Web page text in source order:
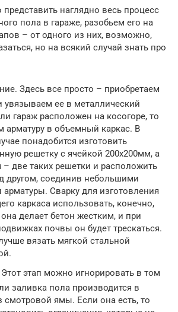
наглядно весь процесс
пола в гараже, разобьем его на
– от одного из них, возможно,
но на всякий случай знать про
Здесь все просто – приобретаем
увязываем ее в металлический
гараж расположен на косогоре, то
арматуру в объемный каркас. В
понадобится изготовить
решетку с ячейкой 200х200мм, а
– две таких решетки и расположить
другом, соединив небольшими
арматуры. Сварку для изготовления
каркаса использовать, конечно,
делает бетон жестким, и при
почвы он будет трескаться.
вязать мягкой стальной
этап можно игнорировать в том
заливка пола производится в
смотровой ямы. Если она есть, то